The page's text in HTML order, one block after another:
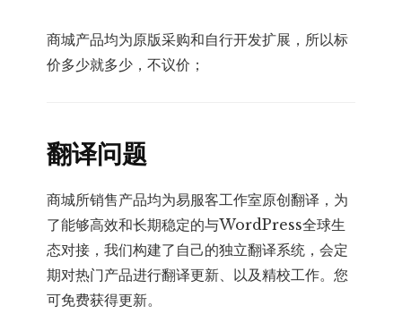
商城产品均为原版采购和自行开发扩展，所以标
价多少就多少，不议价；
翻译问题
商城所销售产品均为易服客工作室原创翻译，为
了能够高效和长期稳定的与WordPress全球生
态对接，我们构建了自己的独立翻译系统，会定
期对热门产品进行翻译更新、以及精校工作。您
可免费获得更新。